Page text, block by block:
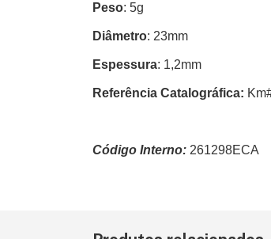
Peso: 5g
Diâmetro: 23mm
Espessura: 1,2mm
Referência Catalográfica:
Código Interno: 261298ECA